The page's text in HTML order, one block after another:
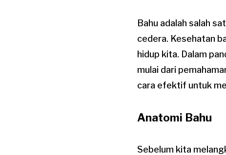
Bahu adalah salah
cedera. Kesehatan
hidup kita. Dalam
mulai dari
cara efektif untuk
Anatomi Bahu
Sebelum kita